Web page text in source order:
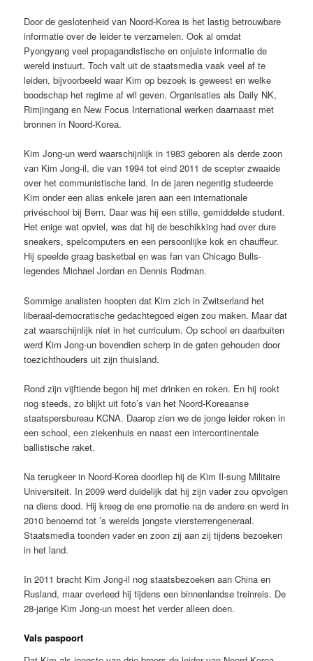
Door de geslotenheid van Noord-Korea is het lastig betrouwbare
informatie over de leider te verzamelen. Ook al omdat
Pyongyang veel propagandistische en onjuiste informatie de
wereld instuurt. Toch valt uit de staatsmedia vaak veel af te
leiden, bijvoorbeeld waar Kim op bezoek is geweest en welke
boodschap het regime af wil geven. Organisaties als Daily NK,
Rimjingang en New Focus International werken daarnaast met
bronnen in Noord-Korea.
Kim Jong-un werd waarschijnlijk in 1983 geboren als derde zoon
van Kim Jong-il, die van 1994 tot eind 2011 de scepter zwaaide
over het communistische land. In de jaren negentig studeerde
Kim onder een alias enkele jaren aan een internationale
privéschool bij Bern. Daar was hij een stille, gemiddelde student.
Het enige wat opviel, was dat hij de beschikking had over dure
sneakers, spelcomputers en een persoonlijke kok en chauffeur.
Hij speelde graag basketbal en was fan van Chicago Bulls-
legendes Michael Jordan en Dennis Rodman.
Sommige analisten hoopten dat Kim zich in Zwitserland het
liberaal-democratische gedachtegoed eigen zou maken. Maar dat
zat waarschijnlijk niet in het curriculum. Op school en daarbuiten
werd Kim Jong-un bovendien scherp in de gaten gehouden door
toezichthouders uit zijn thuisland.
Rond zijn vijftiende begon hij met drinken en roken. En hij rookt
nog steeds, zo blijkt uit foto’s van het Noord-Koreaanse
staatspersbureau KCNA. Daarop zien we de jonge leider roken in
een school, een ziekenhuis en naast een intercontinentale
ballistische raket.
Na terugkeer in Noord-Korea doorliep hij de Kim Il-sung Militaire
Universiteit. In 2009 werd duidelijk dat hij zijn vader zou opvolgen
na diens dood. Hij kreeg de ene promotie na de andere en werd in
2010 benoemd tot ’s werelds jongste viersterrengeneraal.
Staatsmedia toonden vader en zoon zij aan zij tijdens bezoeken
in het land.
In 2011 bracht Kim Jong-il nog staatsbezoeken aan China en
Rusland, maar overleed hij tijdens een binnenlandse treinreis. De
28-jarige Kim Jong-un moest het verder alleen doen.
Vals paspoort